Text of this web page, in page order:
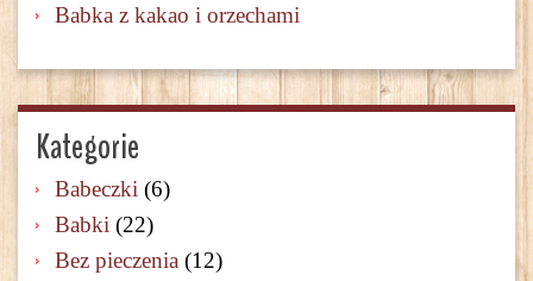
Babka z kakao i orzechami
Kategorie
Babeczki (6)
Babki (22)
Bez pieczenia (12)